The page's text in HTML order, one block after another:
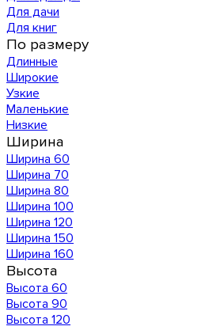
Для дачи
Для книг
По размеру
Длинные
Широкие
Узкие
Маленькие
Низкие
Ширина
Ширина 60
Ширина 70
Ширина 80
Ширина 100
Ширина 120
Ширина 150
Ширина 160
Высота
Высота 60
Высота 90
Высота 120